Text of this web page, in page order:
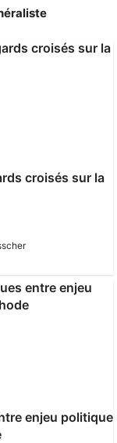
croisés sur la
enjeu politique